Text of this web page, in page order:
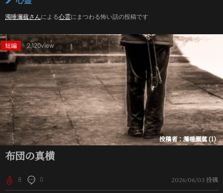
濁唾濔蓏さんによる心霊にまつわる怖い話の投稿です
投稿者：濁唾濔蓏 (1)
短編 2,120view
布団の真横
8 0 2026/06/03 投稿